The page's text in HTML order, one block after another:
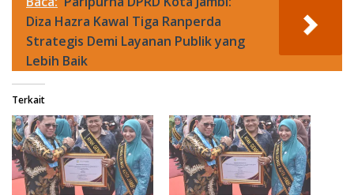
Diza Hazra Kawal Tiga Ranperda
Strategis Demi Layanan Publik yang
Lebih Baik
Terkait